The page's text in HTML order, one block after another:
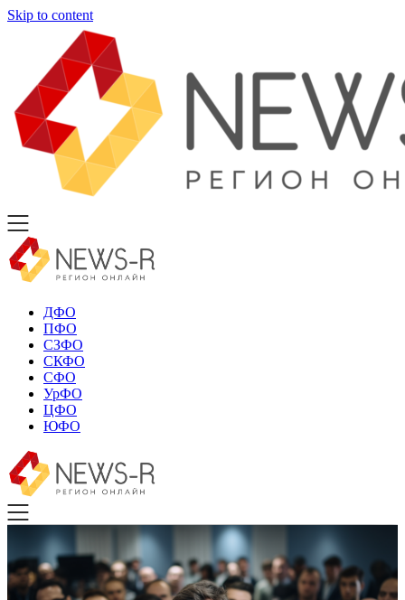
Skip to content
ДФО
ПФО
СЗФО
СКФО
СФО
УрФО
ЦФО
ЮФО